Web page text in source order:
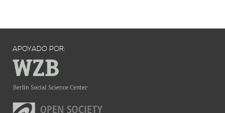
APOYADO POR: